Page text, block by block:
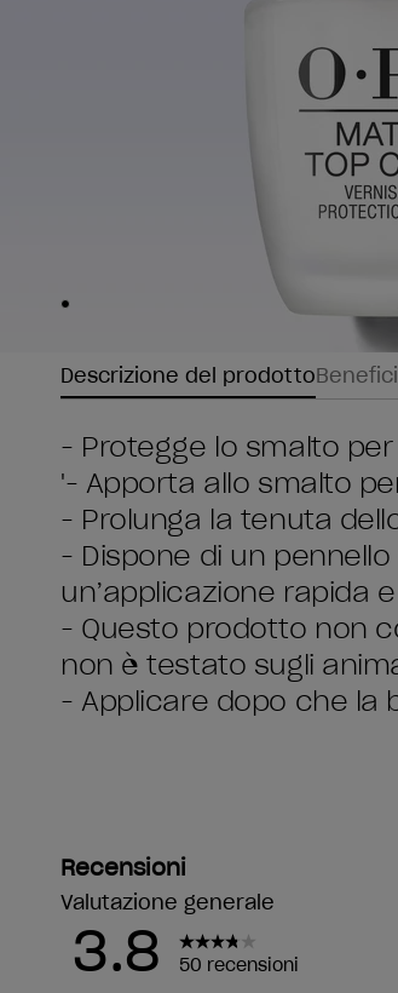
Skip to slide
Descrizione del prodottoBenefici
- Protegge lo smalto
'- Apporta allo smalto
- Prolunga la tenuta
- Dispone di un
un’applicazione rapida
- Questo prodotto non
non è testato sugli
- Applicare dopo che la